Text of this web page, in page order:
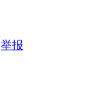
举报